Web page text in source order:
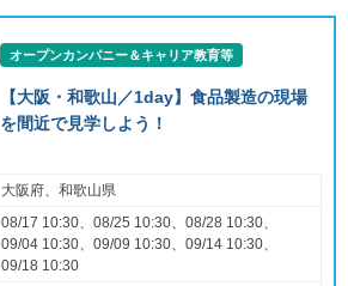
オープンカンパニー＆キャリア教育等
【大阪・和歌山／1day】食品製造の現場
を間近で見学しよう！
大阪府、和歌山県
08/17 10:30、08/25 10:30、08/28 10:30、
09/04 10:30、09/09 10:30、09/14 10:30、
09/18 10:30